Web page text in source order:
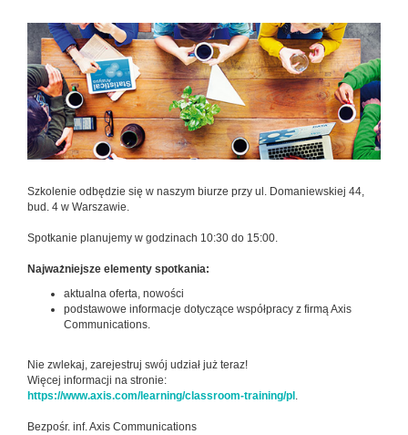
Szkolenie odbędzie się w naszym biurze przy ul. Domaniewskiej 44,
bud. 4 w Warszawie.
Spotkanie planujemy w godzinach 10:30 do 15:00.
Najważniejsze elementy spotkania:
aktualna oferta, nowości
podstawowe informacje dotyczące współpracy z firmą Axis
Communications.
Nie zwlekaj, zarejestruj swój udział już teraz!
Więcej informacji na stronie:
https://www.axis.com/learning/classroom-training/pl .
Bezpośr. inf. Axis Communications